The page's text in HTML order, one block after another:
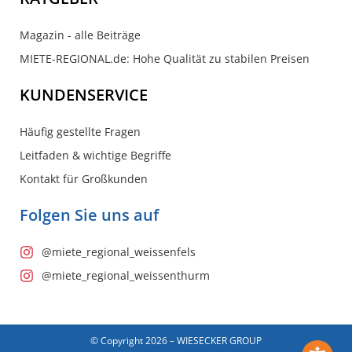
Magazin - alle Beiträge
MIETE-REGIONAL.de: Hohe Qualität zu stabilen Preisen
KUNDENSERVICE
Häufig gestellte Fragen
Leitfaden & wichtige Begriffe
Kontakt für Großkunden
Folgen Sie uns auf
@miete_regional_weissenfels
@miete_regional_weissenthurm
© Copyright 2026 – WIESECKER GROUP